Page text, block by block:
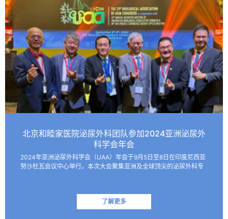
北京和睦家医院泌尿外科团队参加2024亚洲泌尿外
科学会年会
2024年亚洲泌尿外科学会（UAA）年会于9月5日至8日在印度尼西亚
努沙杜瓦会议中心举行。本次大会聚集亚洲及全球顶尖的泌尿外科专
了解更多